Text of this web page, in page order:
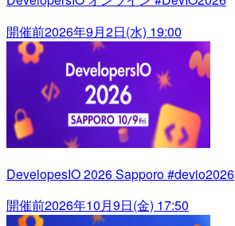
開催前2026年9月2日(水) 19:00
DevelopesIO 2026 Sapporo #devio2026
開催前2026年10月9日(金) 17:50